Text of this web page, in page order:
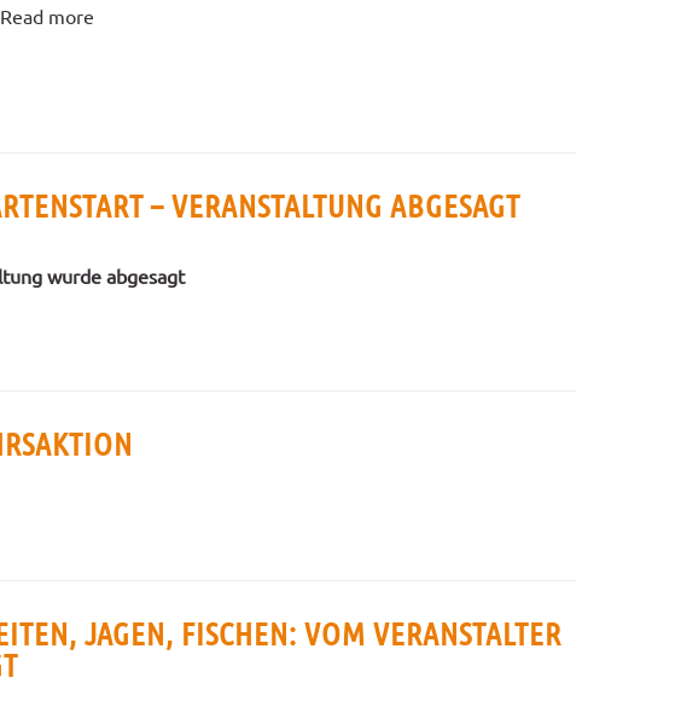
Read more
– VERANSTALTUNG ABGESAGT
wurde abgesagt
JAGEN, FISCHEN: VOM VERANSTALTER